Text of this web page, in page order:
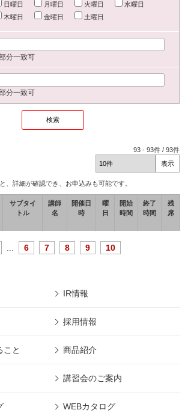
日曜日 月曜日 火曜日
水曜日
木曜日
金曜日 土曜日
分一致可
分一致可
93 -93件 /93件
、詳細が確認でき、お申込みも可能です。
サブタイ
トル
講師
名
開催日
時
曜
日
開始
時間
終了
時間
残
席
6 7 8 9 10
IR情報
採用情報
こと 商品紹介
講習会のご案内
WEBカタログ